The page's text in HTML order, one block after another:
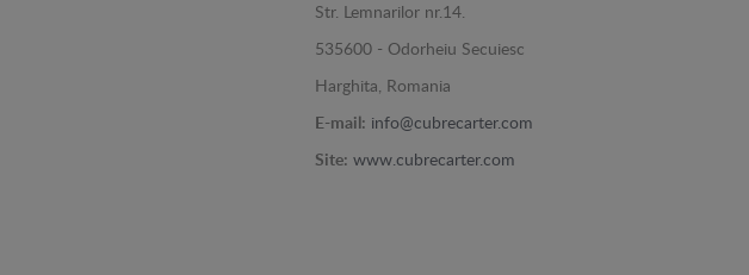
Str. Lemnarilor nr.14.
535600 - Odorheiu Secuiesc
Harghita, Romania
E-mail: info@cubrecarter.com
Site: www.cubrecarter.com